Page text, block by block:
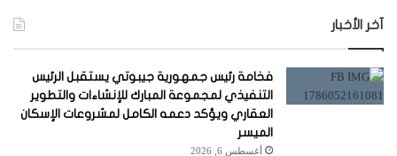
آخر الأخبار
فخامة رئيس جمهورية جيبوتي يستقبل الرئيس
التنفيذي لمجموعة المبارك للإنشاءات والتطوير
العقاري ويؤكد دعمه الكامل لمشروعات الإسكان
الميسر
أغسطس 6, 2026